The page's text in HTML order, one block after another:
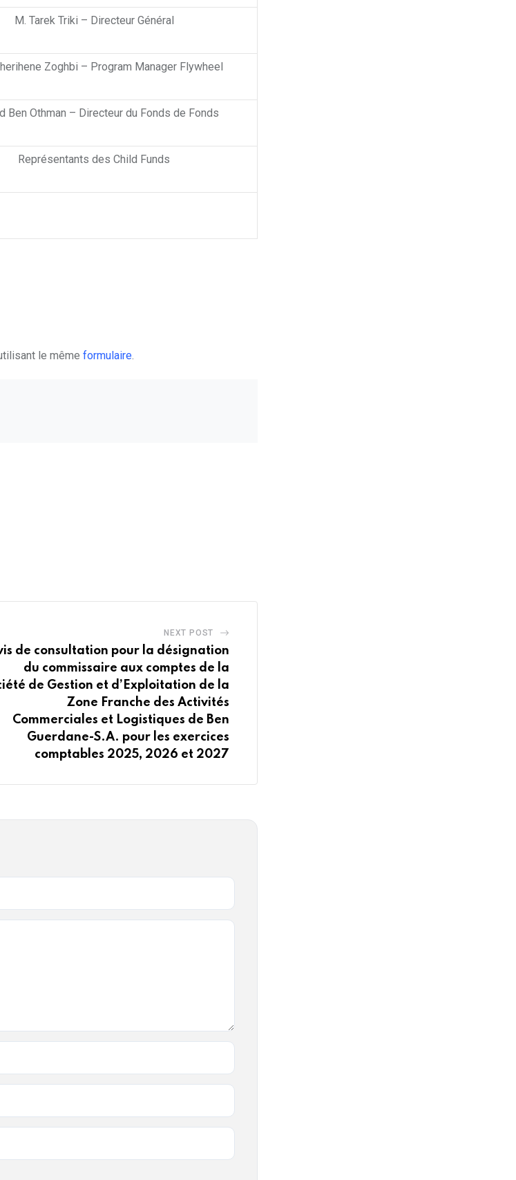
M. Tarek Triki – Directeur Général
Zoghbi – Program Manager Flywheel
Ben Othman – Directeur du Fonds de Fonds
Représentants des Child Funds
le même formulaire.
NEXT POST
de consultation pour la désignation
du commissaire aux comptes de la
de Gestion et d’Exploitation de la
Zone Franche des Activités
Commerciales et Logistiques de Ben
Guerdane-S.A. pour les exercices
comptables 2025, 2026 et 2027